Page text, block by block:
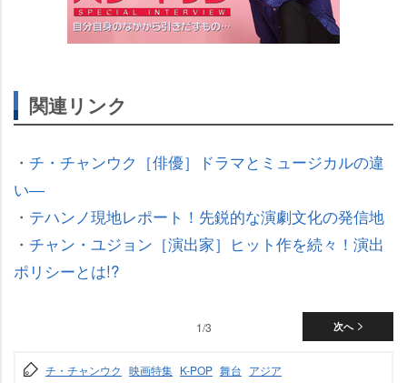
関連リンク
・ チ・チャンウク［俳優］ドラマとミュージカルの違
い―
・ テハンノ現地レポート！先鋭的な演劇文化の発信地
・ チャン・ユジョン［演出家］ヒット作を続々！演出
ポリシーとは!?
次へ
1/3
チ・チャンウク 映画特集 K-POP 舞台 アジア